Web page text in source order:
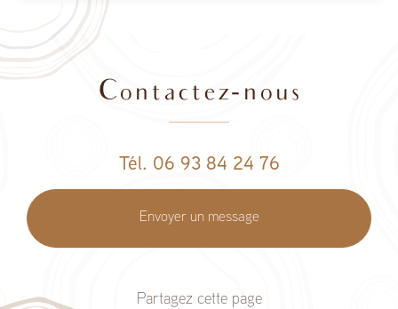
Contactez-nous
Tél. 06 93 84 24 76
Envoyer un message
Partagez cette page